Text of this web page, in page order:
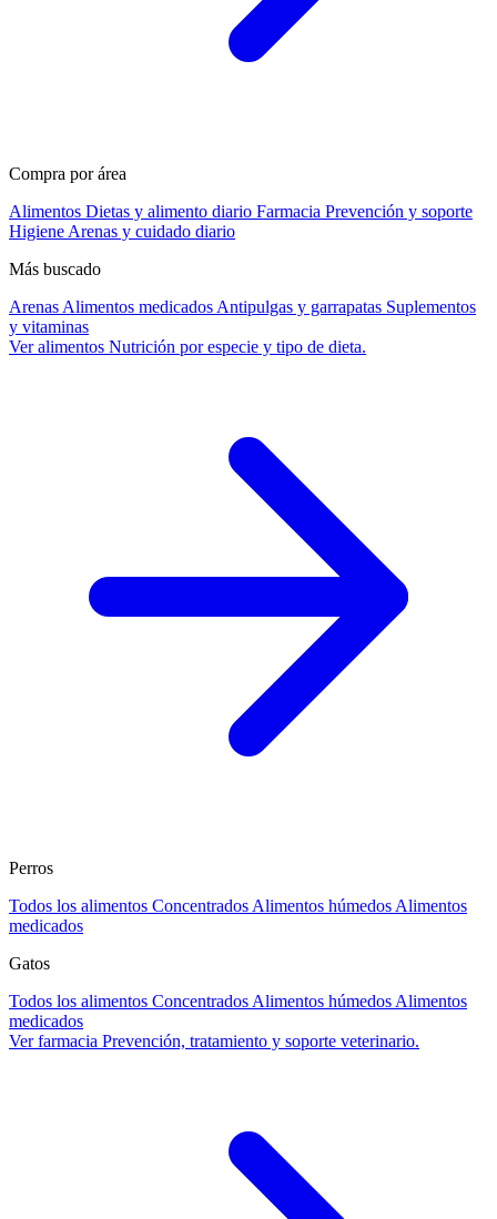
Compra por área
Alimentos Dietas y alimento diario Farmacia Prevención y soporte
Higiene Arenas y cuidado diario
Más buscado
Arenas Alimentos medicados Antipulgas y garrapatas Suplementos
y vitaminas
Ver alimentos Nutrición por especie y tipo de dieta.
Perros
Todos los alimentos Concentrados Alimentos húmedos Alimentos
medicados
Gatos
Todos los alimentos Concentrados Alimentos húmedos Alimentos
medicados
Ver farmacia Prevención, tratamiento y soporte veterinario.